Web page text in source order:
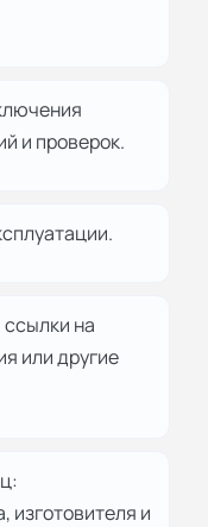
и проверок.
на
или другие
изготовителя и